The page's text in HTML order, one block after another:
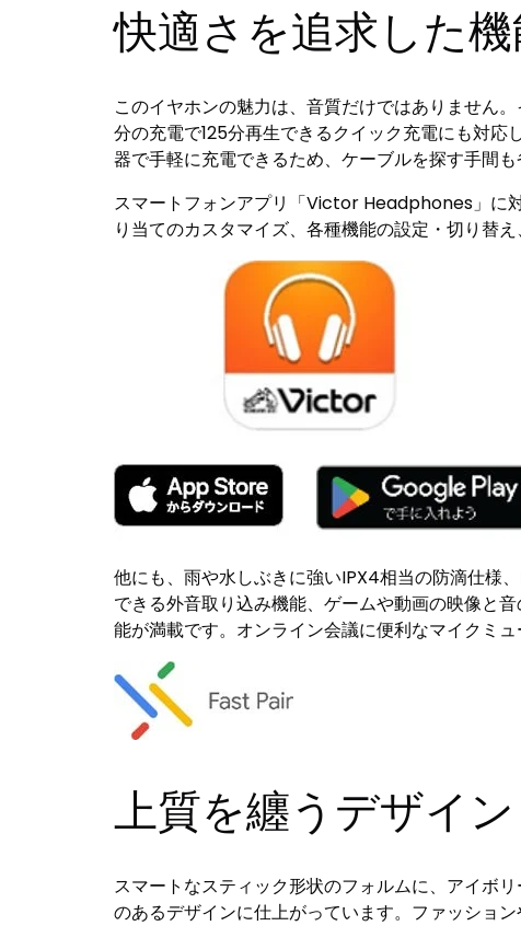
快適さを追求した
このイヤホンの魅力は、音質だけではありません
分の充電で125分再生できるクイック充電にも対
器で手軽に充電できるため、ケーブルを探す手間も
スマートフォンアプリ「Victor Headphones」に
り当てのカスタマイズ、各種機能の設定・切り替
他にも、雨や水しぶきに強いIPX4相当の防滴仕様
できる外音取り込み機能、ゲームや動画の映像と
能が満載です。オンライン会議に便利なマイクミ
上質を纏うデザイン
スマートなスティック形状のフォルムに、アイボ
のあるデザインに仕上がっています。ファッショ